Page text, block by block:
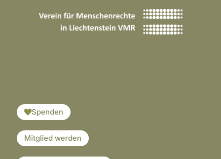
Spenden
Mitglied werden